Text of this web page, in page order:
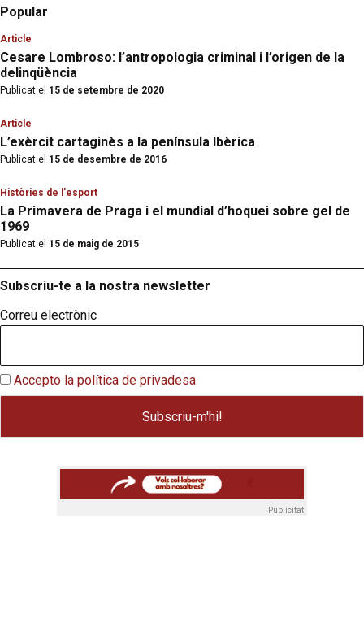
Popular
Article
Cesare Lombroso: l’antropologia criminal i l’origen de la
delinqüència
Publicat el 15 de setembre de 2020
Article
L’exèrcit cartaginès a la península Ibèrica
Publicat el 15 de desembre de 2016
Històries de l'esport
La Primavera de Praga i el mundial d’hoquei sobre gel de
1969
Publicat el 15 de maig de 2015
Subscriu-te a la nostra newsletter
Correu electrònic
Accepto la política de privadesa
Publicitat